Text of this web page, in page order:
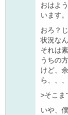
おはよ
います。
おろ？
状況な
それは
うちの
けど、
ら、、、
>そこま
いや、